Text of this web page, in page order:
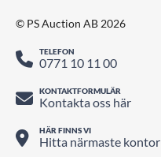
© PS Auction AB 2026
TELEFON
0771 10 11 00
KONTAKTFORMULÄR
Kontakta oss här
HÄR FINNS VI
Hitta närmaste kontor